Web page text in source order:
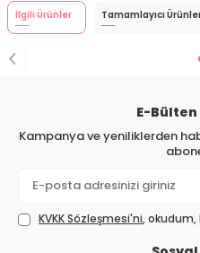
İlgili Ürünler Tamamlayıcı
E-
Kampanya ve yeniliklerden
KVKK Sözleşmesi'ni, okudum,